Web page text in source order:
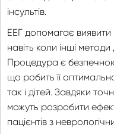
інсультів.
ЕЕГ допомагає виявити
навіть коли інші
Процедура є
що робить її
так і дітей. Завдяки
можуть розробити
пацієнтів з